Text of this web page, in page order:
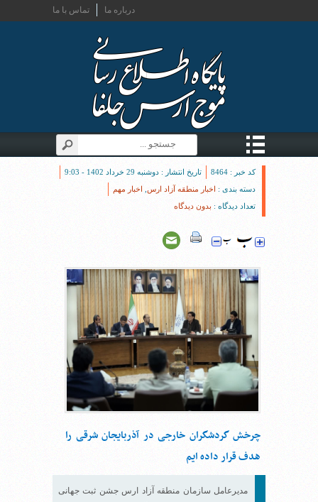
تماس با ما درباره ما
کد خبر : 8464
تاریخ انتشار : دوشنبه 29 خرداد 1402 - 9:03
دسته بندی : اخبار منطقه آزاد ارس
اخبار مهم
تعداد دیدگاه : بدون دیدگاه
چرخش گردشگران خارجی در آذربایجان شرقی را
هدف قرار داده ایم
مدیرعامل سازمان منطقه آزاد ارس جشن ثبت جهانی